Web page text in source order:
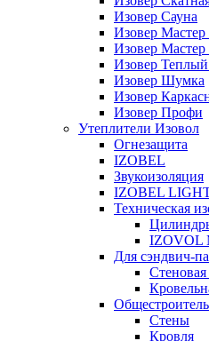
Изовер Сауна
Изовер
Изовер
Изовер
Изовер Шумка
Изовер
Изовер Профи
Утеплители Изовол
Огнезащита
IZOBEL
Звукоизоляция
IZOBEL
Техническая
IZOVOL
Для сэндвич-
Стены
Кровля